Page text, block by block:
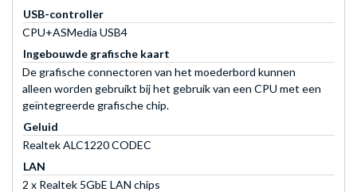
USB-controller
CPU+ASMedia USB4
Ingebouwde grafische kaart
De grafische connectoren van het moederbord kunnen
alleen worden gebruikt bij het gebruik van een CPU met een
geïntegreerde grafische chip.
Geluid
Realtek ALC1220 CODEC
LAN
2 x Realtek 5GbE LAN chips